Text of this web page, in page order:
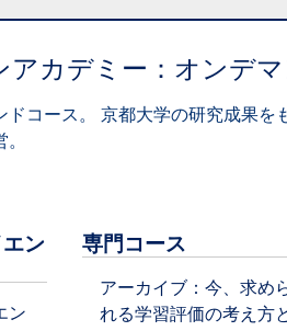
アカデミー：オンデ
ドコース。 京都大学の研究成果
ン
ン
専門コース
アーカイブ：今、求め
れる学習評価の考え方